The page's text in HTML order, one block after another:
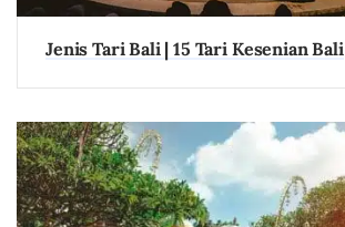
Jenis Tari Bali | 15 Tari Kesenian Bali